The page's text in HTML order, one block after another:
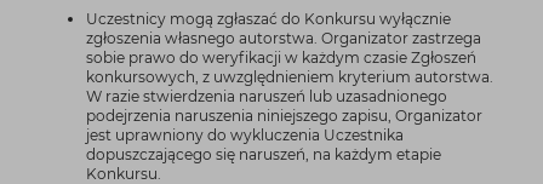
Uczestnicy mogą zgłaszać do Konkursu wyłącznie
zgłoszenia własnego autorstwa. Organizator zastrzega
sobie prawo do weryfikacji w każdym czasie Zgłoszeń
konkursowych, z uwzględnieniem kryterium autorstwa.
W razie stwierdzenia naruszeń lub uzasadnionego
podejrzenia naruszenia niniejszego zapisu, Organizator
jest uprawniony do wykluczenia Uczestnika
dopuszczającego się naruszeń, na każdym etapie
Konkursu.